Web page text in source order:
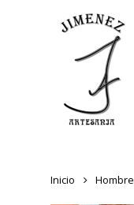
Inicio Hombre